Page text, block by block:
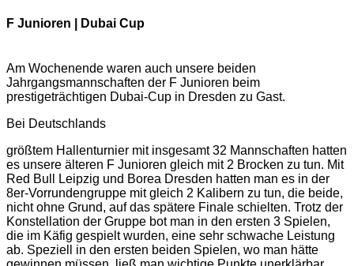
F Junioren | Dubai Cup
Am Wochenende waren auch unsere beiden
Jahrgangsmannschaften der F Junioren beim
prestigeträchtigen Dubai-Cup in Dresden zu Gast.
Bei Deutschlands
größtem Hallenturnier mit insgesamt 32 Mannschaften hatten
es unsere älteren F Junioren gleich mit 2 Brocken zu tun. Mit
Red Bull Leipzig und Borea Dresden hatten man es in der
8er-Vorrundengruppe mit gleich 2 Kalibern zu tun, die beide,
nicht ohne Grund, auf das spätere Finale schielten. Trotz der
Konstellation der Gruppe bot man in den ersten 3 Spielen,
die im Käfig gespielt wurden, eine sehr schwache Leistung
ab. Speziell in den ersten beiden Spielen, wo man hätte